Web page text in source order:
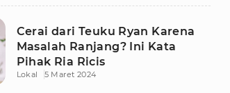
Cerai dari Teuku Ryan Karena
Masalah Ranjang? Ini Kata
Pihak Ria Ricis
Lokal 5 Maret 2024